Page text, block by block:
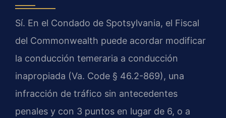
Sí. En el Condado de Spotsylvania, el Fiscal
del Commonwealth puede acordar modificar
la conducción temeraria a conducción
inapropiada (Va. Code § 46.2-869), una
infracción de tráfico sin antecedentes
penales y con 3 puntos en lugar de 6, o a